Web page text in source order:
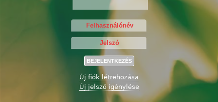
Új fiók létrehozása
Új jelszó igénylése